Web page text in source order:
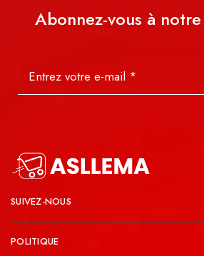
Abonnez-vous à
SUIVEZ-NOUS
POLITIQUE